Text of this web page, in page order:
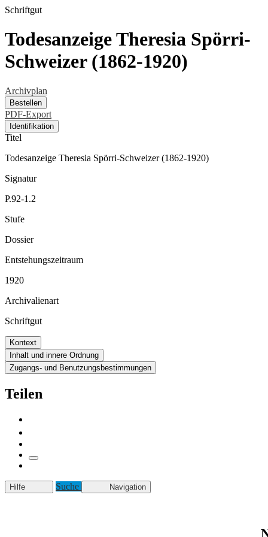
Schriftgut
Todesanzeige Theresia Spörri-
Schweizer (1862-1920)
Archivplan
Bestellen
PDF-Export
Identifikation
Titel
Todesanzeige Theresia Spörri-Schweizer (1862-1920)
Signatur
P.92-1.2
Stufe
Dossier
Entstehungszeitraum
1920
Archivalienart
Schriftgut
Kontext
Inhalt und innere Ordnung
Zugangs- und Benutzungsbestimmungen
Teilen
Hilfe Suche Navigation